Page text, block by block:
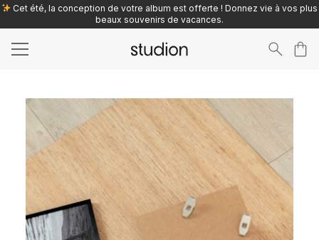
Cet été, la conception de votre album est offerte ! Donnez vie à vos plus
beaux souvenirs de vacances.